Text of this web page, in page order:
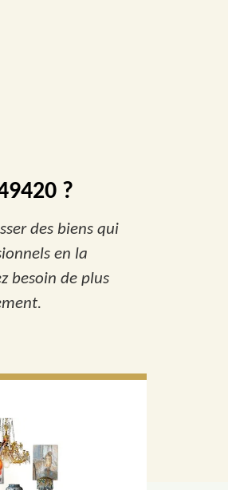
?
des biens qui
en la
besoin de plus